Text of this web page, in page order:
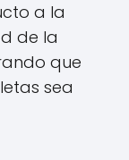
a la
de la
que
sea